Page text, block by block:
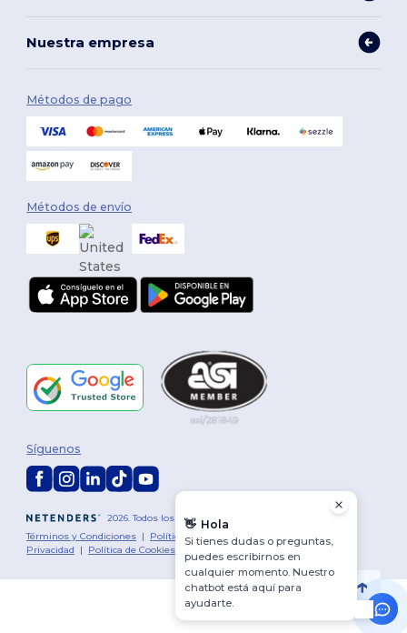
Nuestra empresa
Métodos de pago
Métodos de envío
2026. Todos los derechos reservados
Términos y Condiciones | Política de personalización
Política de
Privacidad | Política de Cookies
Síguenos
👋 Hola
Si tienes dudas o preguntas,
puedes escribirnos en
cualquier momento. Nuestro
chatbot está aquí para
ayudarte.